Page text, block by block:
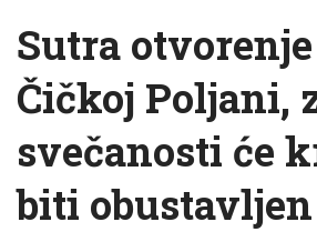
Sutra
Čičkoj Poljani,
svečanosti će
biti